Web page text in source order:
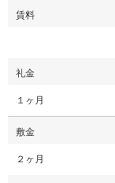
賃料
礼金
１ヶ月
敷金
２ヶ月